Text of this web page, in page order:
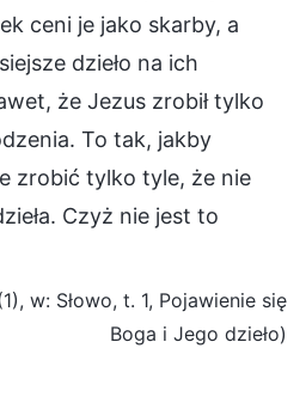
ceni je jako skarby, a
dzieło na ich
że Jezus zrobił tylko
To tak, jakby
zrobić tylko tyle, że nie
Czyż nie jest to
w: Słowo, t. 1, Pojawienie się
Boga i Jego dzieło)